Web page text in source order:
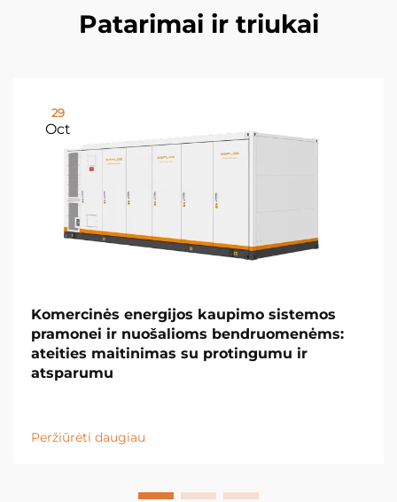
Patarimai ir triukai
29
Oct
Komercinės energijos kaupimo sistemos
pramonei ir nuošalioms bendruomenėms:
ateities maitinimas su protingumu ir
atsparumu
Peržiūrėti daugiau